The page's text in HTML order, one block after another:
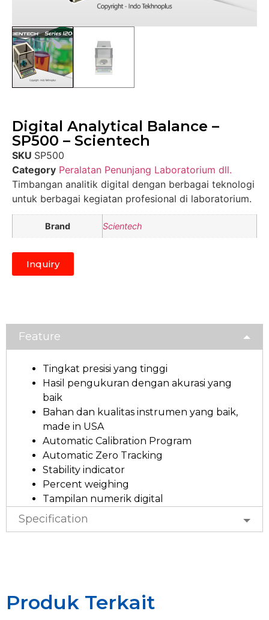
Digital Analytical Balance –
SP500 – Scientech
SKU SP500
Category Peralatan Penunjang Laboratorium dll.
Timbangan analitik digital dengan berbagai teknologi
untuk berbagai kegiatan profesional di laboratorium.
Brand Scientech
Inquiry
Feature
Tingkat presisi yang tinggi
Hasil pengukuran dengan akurasi yang
baik
Bahan dan kualitas instrumen yang baik,
made in USA
Automatic Calibration Program
Automatic Zero Tracking
Stability indicator
Percent weighing
Tampilan numerik digital
Specification
Produk Terkait